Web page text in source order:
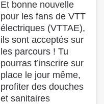
Et bonne nouvelle
pour les fans de VTT
électriques (VTTAE),
ils sont acceptés sur
les parcours ! Tu
pourras t’inscrire sur
place le jour même,
profiter des douches
et sanitaires